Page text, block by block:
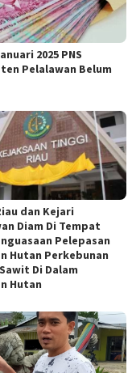
2025 PNS
Pelalawan Belum
dan Kejari
Diam Di Tempat
Pelepasan
Hutan Perkebunan
Di Dalam
Hutan